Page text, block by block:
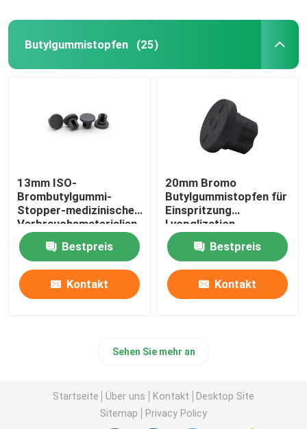
Butylgummistopfen (25)
13mm ISO-
Brombutylgummi-
Stopper-medizinischer
Verbrauchsmaterialien
Bromobutyl-Stopper
Bestpreis
Kontakt
20mm Bromo
Butylgummistopfen für
Einspritzung
Lyopglization
gefriertrocknete
Bestpreis
Kontakt
Sehen Sie mehr an
Startseite Über uns Kontakt
Desktop Site
Sitemap
Privacy Policy